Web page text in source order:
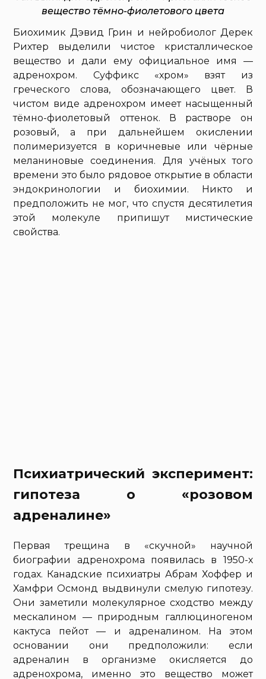
вещество тёмно-фиолетового цвета
Биохимик Дэвид Грин и нейробиолог Дерек
Рихтер выделили чистое кристаллическое
вещество и дали ему официальное имя —
адренохром. Суффикс «хром» взят из
греческого слова, обозначающего цвет. В
чистом виде адренохром имеет насыщенный
тёмно-фиолетовый оттенок. В растворе он
розовый, а при дальнейшем окислении
полимеризуется в коричневые или чёрные
меланиновые соединения. Для учёных того
времени это было рядовое открытие в области
эндокринологии и биохимии. Никто и
предположить не мог, что спустя десятилетия
этой молекуле припишут мистические
свойства.
Психиатрический эксперимент:
гипотеза о «розовом
адреналине»
Первая трещина в «скучной» научной
биографии адренохрома появилась в 1950-х
годах. Канадские психиатры Абрам Хоффер и
Хамфри Осмонд выдвинули смелую гипотезу.
Они заметили молекулярное сходство между
мескалином — природным галлюциногеном
кактуса пейот — и адреналином. На этом
основании они предположили: если
адреналин в организме окисляется до
адренохрома, именно это вещество может